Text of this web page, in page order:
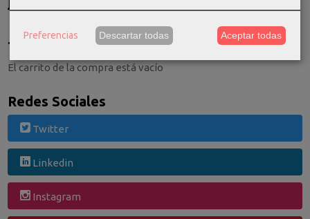
Consultar Destinos
Tu Carrito (0)
El carrito de la compra está vacío
Redes Sociales
Twitter
Linkedin
Instagram
Preferencias Descartar todas Aceptar todas